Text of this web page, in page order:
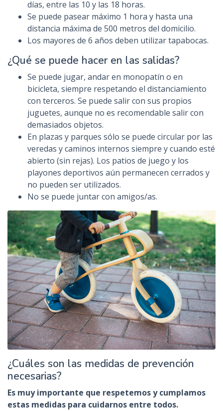
días, entre las 10 y las 18 horas.
Se puede pasear máximo 1 hora y hasta una
distancia máxima de 500 metros del domicilio.
Los mayores de 6 años deben utilizar tapabocas.
¿Qué se puede hacer en las salidas?
Se puede jugar, andar en monopatín o en
bicicleta, siempre respetando el distanciamiento
con terceros. Se puede salir con sus propios
juguetes, aunque no es recomendable salir con
demasiados objetos.
En plazas y parques sólo se puede circular por las
veredas y caminos internos siempre y cuando esté
abierto (sin rejas). Los patios de juego y los
playones deportivos aún permanecen cerrados y
no pueden ser utilizados.
No se puede juntar con amigos/as.
¿Cuáles son las medidas de prevención
necesarias?
Es muy importante que respetemos y cumplamos
estas medidas para cuidarnos entre todos.